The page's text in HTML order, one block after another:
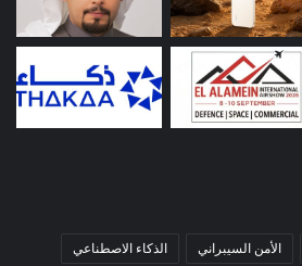
الأمن السيبراني الذكاء الاصطناعي